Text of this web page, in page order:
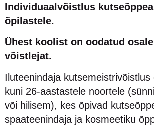
Individuaalvõistlus
õpilastele.
Ühest koolist on oodatud
võistlejat.
Iluteenindaja kutsemeistrivõistlus
kuni 26-aastastele noortele
või hilisem), kes õpivad
spaateenindaja ja kosmeetiku